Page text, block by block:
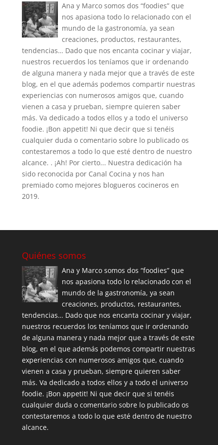
Ana y Marco somos dos “foodies” que
nos apasiona todo lo relacionado con el
mundo de la gastronomía, ya sean
creaciones, productos, restaurantes,
tendencias… Dado que nos encanta cocinar y viajar,
nuestros recuerdos los teníamos que ir ordenando
de alguna manera y nada mejor que a través de este
blog, en el que además podemos compartir nuestras
experiencias con numerosos amigos que, cuando
vienen a casa y prueban, siempre quieren saber
más. Va dedicado a todos ellos y a todo el universo
foodie. ¡Bon appetit! Ni que decir que si tenéis
cualquier duda o comentario sobre lo publicado os
contestaremos a todo lo que esté dentro de nuestro
alcance. . ¡Ah! Por cierto... Nuestra dedicación ha
sido reconocida por Canal Cocina y nos han
premiado como mejores blogueros cocineros en
2019.
Quiénes somos
Ana y Marco somos dos “foodies” que
nos apasiona todo lo relacionado con el
mundo de la gastronomía, ya sean
creaciones, productos, restaurantes,
tendencias… Dado que nos encanta cocinar y viajar,
nuestros recuerdos los teníamos que ir ordenando
de alguna manera y nada mejor que a través de este
blog, en el que además podemos compartir nuestras
experiencias con numerosos amigos que, cuando
vienen a casa y prueban, siempre quieren saber
más. Va dedicado a todos ellos y a todo el universo
foodie. ¡Bon appetit! Ni que decir que si tenéis
cualquier duda o comentario sobre lo publicado os
contestaremos a todo lo que esté dentro de nuestro
alcance.